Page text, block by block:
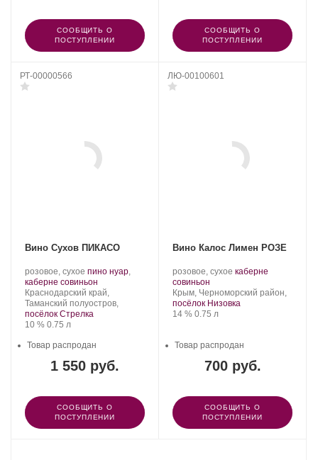
СООБЩИТЬ О
ПОСТУПЛЕНИИ
СООБЩИТЬ О
ПОСТУПЛЕНИИ
РТ-00000566
Вино Сухов ПИКАСО
Производитель:
Suhov
Winery.
розовое, сухое .
Сорт
винограда:
пино нуар,
каберне совиньон
Регион:
Краснодарский край,
Таманский полуостров,
посёлок Стрелка
Крепость
10 %. Объем
0.75 л
1 550 руб.
Товар распродан
СООБЩИТЬ О
ПОСТУПЛЕНИИ
ЛЮ-00100601
Вино Калос Лимен РОЗЕ
Производитель:
Kalos
Limen.
розовое, сухое .
винограда:
каберне
совиньон
Регион:
Крым, Черноморский район,
посёлок Низовка
Крепость
14 %. Объем
0.75 л
700 руб.
Товар распродан
СООБЩИТЬ О
ПОСТУПЛЕНИИ